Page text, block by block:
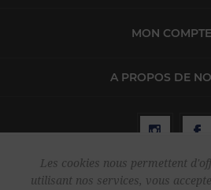
MON COMPTE
A PROPOS DE
Les cookies nous permettent
utilisant nos services, vous